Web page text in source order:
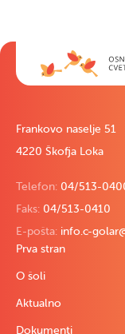
Frankovo naselje 51
4220 Škofja Loka
Telefon: 04/513-
Faks: 04/513-0410
E-pošta: info.c-
Prva stran
O šoli
Aktualno
Dokumenti